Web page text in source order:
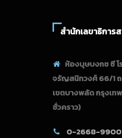
สำนักเลขาธิกา
ห้องบุษบงกช ซี โ
จรัญสนิทวงศ์ 66/1
เขตบางพลัด กรุงเท
ชั่วคราว)
0-2668-9900